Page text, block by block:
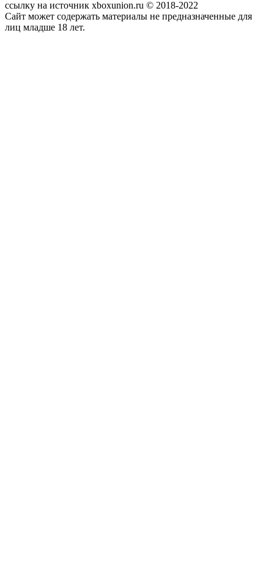
ссылку на источник xboxunion.ru © 2018-2022
Сайт может содержать материалы не предназначенные для
лиц младше 18 лет.